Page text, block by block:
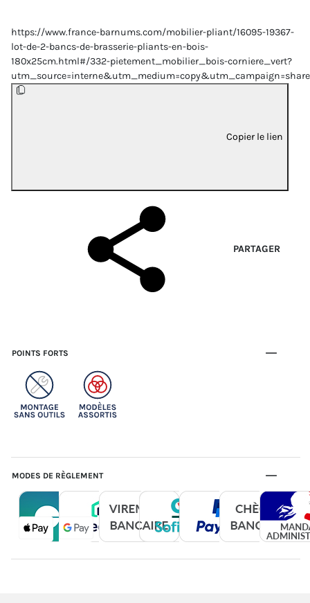
https://www.france-barnums.com/mobilier-pliant/16095-19367-
lot-de-2-bancs-de-brasserie-pliants-en-bois-
180x25cm.html#/332-pietement_mobilier_bois-corniere_vert?
Copier le lien
PARTAGER
POINTS FORTS
MODES DE RÈGLEMENT